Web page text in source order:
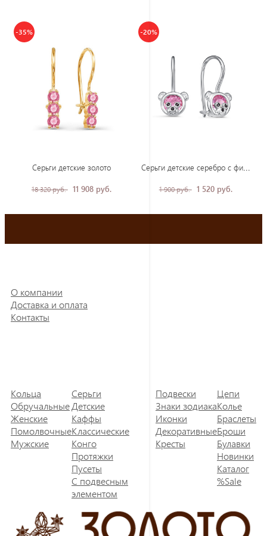
-35%
Серьги детские золото
18 320 руб. 11 908 руб.
-20%
Серьги детские серебро с фианитами
1 900 руб. 1 520 руб.
О компании
Доставка и оплата
Контакты
Кольца
Обручальные
Женские
Помолвочные
Мужские
Серьги
Детские
Каффы
Классические
Конго
Протяжки
Пусеты
С подвесным
элементом
Подвески
Знаки зодиака
Иконки
Декоративные
Кресты
Цепи
Колье
Браслеты
Броши
Булавки
Новинки
Каталог
%Sale